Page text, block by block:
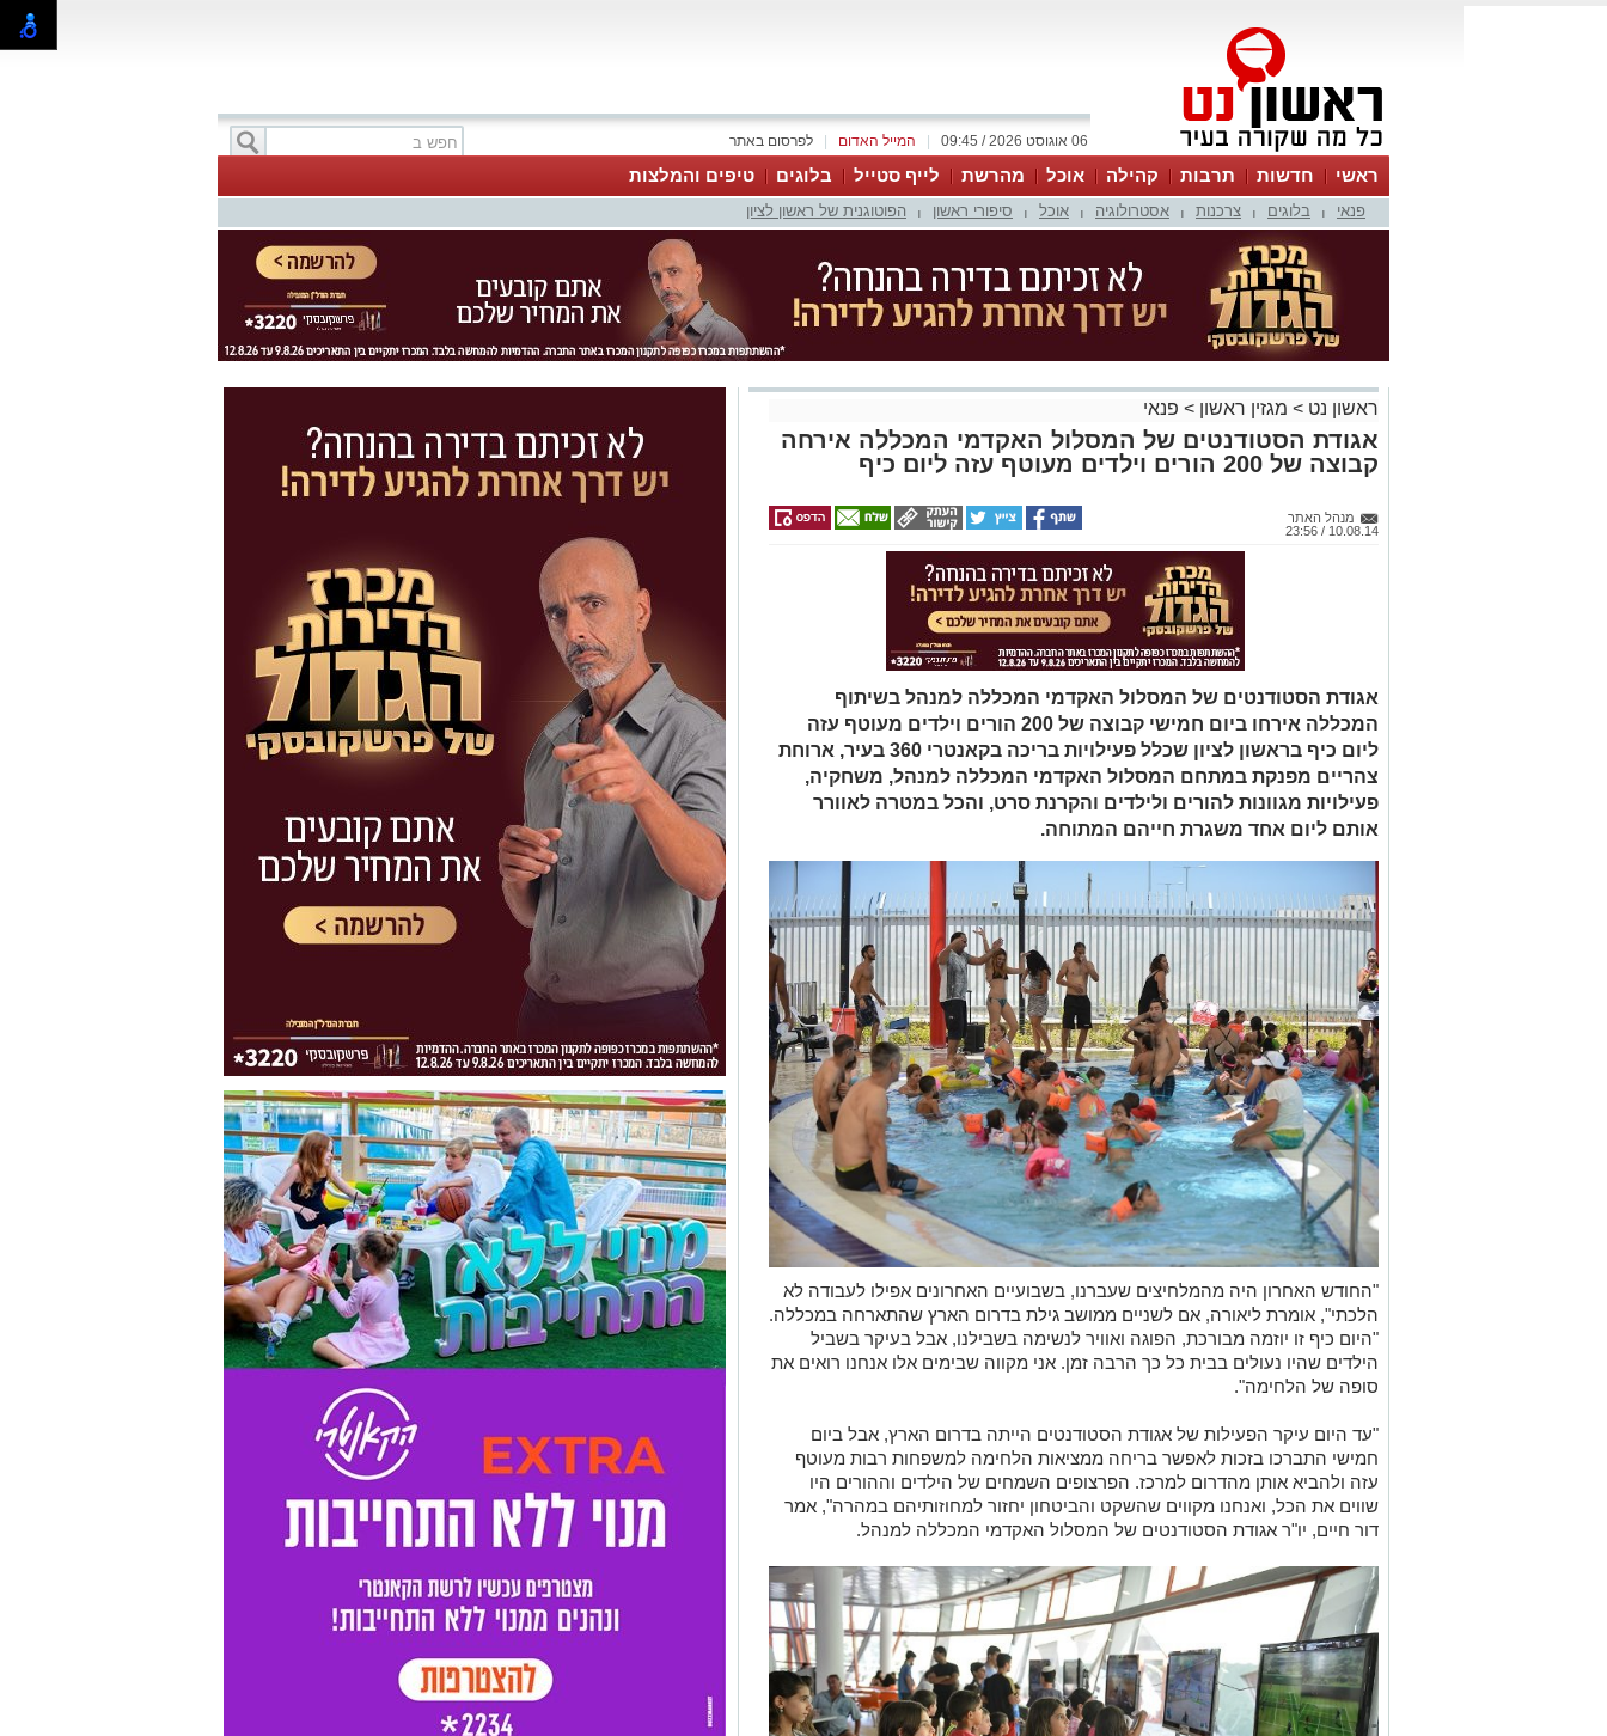
לפרסום באתר המייל האדום 06 אוגוסט 2026 / 09:45
ראשי חדשות תרבות קהילה אוכל מהרשת לייף סטייל בלוגים טיפים והמלצות
פנאי בלוגים צרכנות אסטרולוגיה אוכל סיפורי ראשון הפוטוגנית של ראשון לציון
ראשון נט > מגזין ראשון > פנאי
אגודת הסטודנטים של המסלול האקדמי המכללה אירחה
קבוצה של 200 הורים וילדים מעוטף עזה ליום כיף
מנהל האתר
10.08.14 / 23:56
אגודת הסטודנטים של המסלול האקדמי המכללה למנהל בשיתוף
המכללה אירחו ביום חמישי קבוצה של 200 הורים וילדים מעוטף עזה
ליום כיף בראשון לציון שכלל פעילויות בריכה בקאנטרי 360 בעיר, ארוחת
צהריים מפנקת במתחם המסלול האקדמי המכללה למנהל, משחקיה,
פעילויות מגוונות להורים ולילדים והקרנת סרט, והכל במטרה לאוורר
אותם ליום אחד משגרת חייהם המתוחה.
"החודש האחרון היה מהמלחיצים שעברנו, בשבועיים האחרונים אפילו לעבודה לא
הלכתי", אומרת ליאורה, אם לשניים ממושב גילת בדרום הארץ שהתארחה במכללה.
"היום כיף זו יוזמה מבורכת, הפוגה ואוויר לנשימה בשבילנו, אבל בעיקר בשביל
הילדים שהיו נעולים בבית כל כך הרבה זמן. אני מקווה שבימים אלו אנחנו רואים את
סופה של הלחימה".
"עד היום עיקר הפעילות של אגודת הסטודנטים הייתה בדרום הארץ, אבל ביום
חמישי התברכו בזכות לאפשר בריחה ממציאות הלחימה למשפחות רבות מעוטף
עזה ולהביא אותן מהדרום למרכז. הפרצופים השמחים של הילדים וההורים היו
שווים את הכל, ואנחנו מקווים שהשקט והביטחון יחזור למחוזותיהם במהרה", אמר
דור חיים, יו"ר אגודת הסטודנטים של המסלול האקדמי המכללה למנהל.